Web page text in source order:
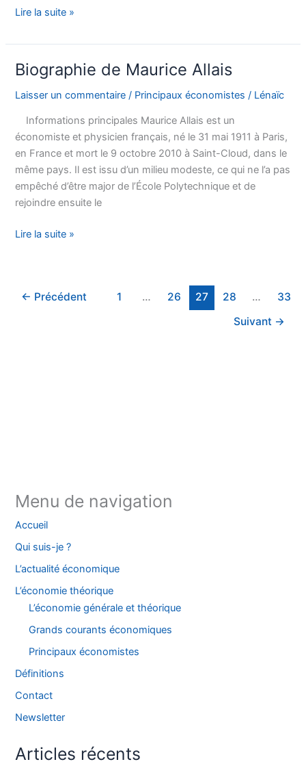
Biographie
Luis
Ortiz
Lire la suite »
Biographie de Maurice Allais
Laisser un commentaire / Principaux économistes / Lénaïc
Informations principales Maurice Allais est un
économiste et physicien français, né le 31 mai 1911 à Paris,
en France et mort le 9 octobre 2010 à Saint-Cloud, dans le
même pays. Il est issu d’un milieu modeste, ce qui ne l’a pas
empêché d’être major de l’École Polytechnique et de
rejoindre ensuite le
Biographie
Lire la suite »
← Précédent 1 … 26 27 28 …
33
Suivant →
Menu de navigation
Accueil
Qui suis-je ?
L’actualité économique
L’économie théorique
L’économie générale et théorique
Grands courants économiques
Principaux économistes
Définitions
Contact
Newsletter
Articles récents